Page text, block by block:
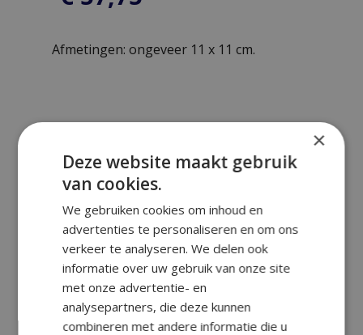
Afmetingen: ongeveer 11 x 11 cm.
Aantal m²:
Subtotaal (excl. btw) €201,75
Specificatie (in subtotaal, excl. btw):
Toeslagen (excl. btw)
×
Deze website maakt gebruik
van cookies.
We gebruiken cookies om inhoud en
advertenties te personaliseren en om ons
verkeer te analyseren. We delen ook
informatie over uw gebruik van onze site
met onze advertentie- en
analysepartners, die deze kunnen
combineren met andere informatie die u